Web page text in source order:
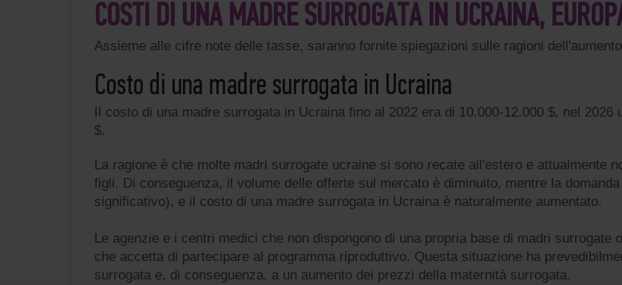
COSTI DI UNA MADRE SURROGATA IN UCRAINA,
Assieme alle cifre note delle tasse, saranno fornite spiegazioni sulle ragioni
Costo di una madre surrogata in Ucraina
Il costo di una madre surrogata in Ucraina fino al 2022 era di 10.000-12.000 $, nel
$.
La ragione è che molte madri surrogate ucraine si sono recate all'estero e attualmente
figli. Di conseguenza, il volume delle offerte sul mercato è diminuito, mentre la
significativo), e il costo di una madre surrogata in Ucraina è naturalmente aumentato.
Le agenzie e i centri medici che non dispongono di una propria base di madri
che accetta di partecipare al programma riproduttivo. Questa situazione ha
surrogata e, di conseguenza, a un aumento dei prezzi della maternità surrogata.